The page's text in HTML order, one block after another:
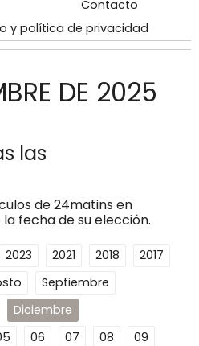
Contacto
y política de privacidad
DE 2025
las
de 24matins en
fecha de su elección.
2023 2021 2018
2017
Septiembre
Diciembre
06 07 08
09